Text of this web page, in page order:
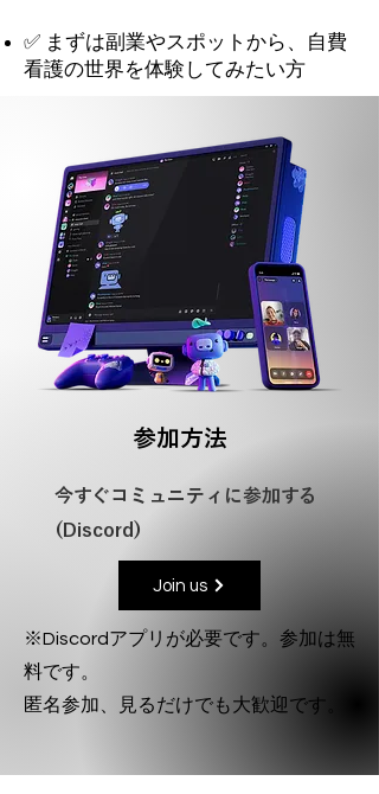
✅ まずは副業やスポットから、自費
看護の世界を体験してみたい方
参加方法
今すぐコミュニティに参加する
(Discord)
Join us
※Discordアプリが必要です。参加は無
料です。
匿名参加、見るだけでも大歓迎です。